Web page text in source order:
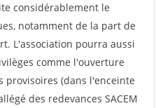
considérablement le
notamment de la part de
L'association pourra aussi
comme l'ouverture
provisoires (dans l'enceinte
des redevances SACEM